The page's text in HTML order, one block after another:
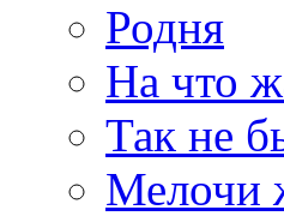
Родня
На что
Так не
Мелочи